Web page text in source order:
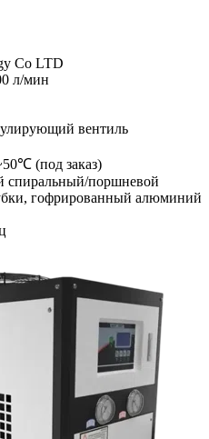
Co LTD
л/мин
вентиль
(под заказ)
спиральный/поршневой
гофрированный алюминий